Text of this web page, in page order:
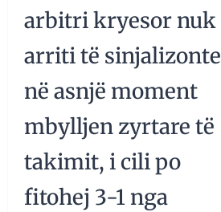
arbitri kryesor nuk
arriti të sinjalizonte
në asnjë moment
mbylljen zyrtare të
takimit, i cili po
fitohej 3-1 nga